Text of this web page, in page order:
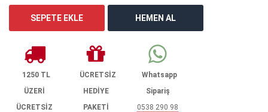
1250 TL
ÜZERİ
ÜCRETSİZ
ÜCRETSİZ
HEDİYE
PAKETİ
Whatsapp
Sipariş
0538 290 98